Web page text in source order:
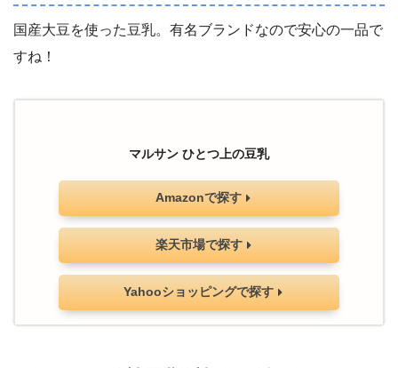
国産大豆を使った豆乳。有名ブランドなので安心の一品で
すね！
マルサン ひとつ上の豆乳
Amazonで探す
楽天市場で探す
Yahooショッピングで探す